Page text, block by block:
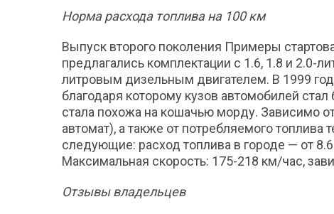
Норма расхода топлива на 100 км
Выпуск второго поколения Примеры
предлагались комплектации с 1.6, 1.8 и 2.0-
литровым дизельным двигателем. В 1999
благодаря которому кузов автомобилей
стала похожа на кошачью морду. Зависимо
автомат), а также от потребляемого
следующие: расход топлива в городе — от
Максимальная скорость: 175-218 км/час,
Отзывы владельцев